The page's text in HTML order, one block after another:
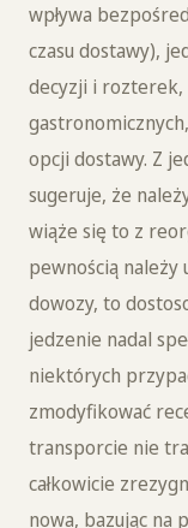
wpływa
czasu dostawy),
decyzji i rozterek,
opcji dostawy. Z
sugeruje, że
wiąże się to z
pewnością
dowozy, to
jedzenie nadal
niektórych
zmodyfikować
transporcie nie
całkowicie
nowa, bazując na